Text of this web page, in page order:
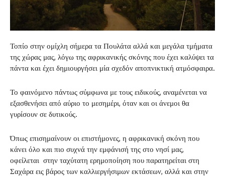
Τοπίο στην ομίχλη σήμερα τα Πουλάτα αλλά και μεγάλα τμήματα
της χώρας μας, λόγω της αφρικανικής σκόνης που έχει καλύψει τα
πάντα και έχει δημιουργήσει μία σχεδόν αποπνικτική ατμόσφαιρα.
Το φαινόμενο πάντως σύμφωνα με τους ειδικούς, αναμένεται να
εξασθενήσει από αύριο το μεσημέρι, όταν και οι άνεμοι θα
γυρίσουν σε δυτικούς.
Όπως επισημαίνουν οι επιστήμονες, η αφρικανική σκόνη που
κάνει όλο και πιο συχνά την εμφάνισή της στο νησί μας,
οφείλεται στην ταχύτατη ερημοποίηση που παρατηρείται στη
Σαχάρα εις βάρος των καλλιεργήσιμων εκτάσεων, αλλά και στην